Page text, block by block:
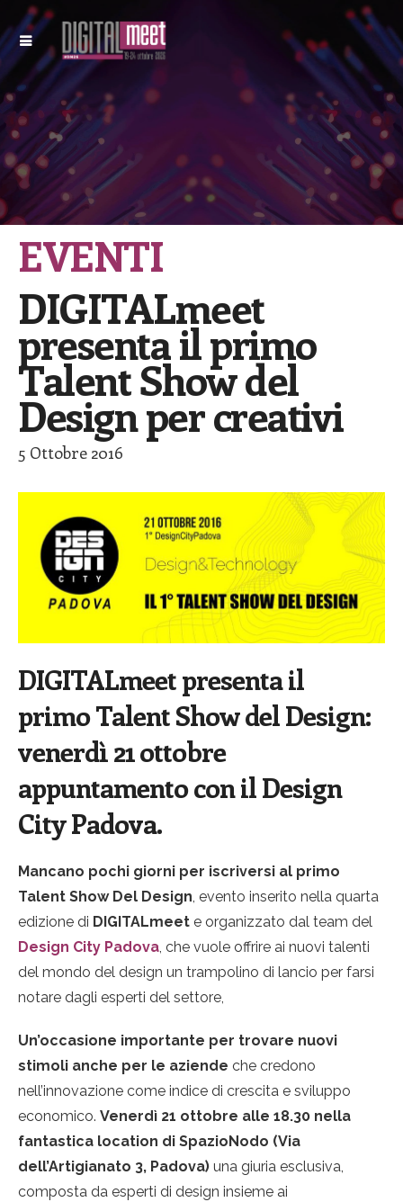
EVENTI
DIGITALmeet
presenta il primo
Talent Show del
Design per creativi
5 Ottobre 2016
DIGITALmeet presenta il
primo Talent Show del Design:
venerdì 21 ottobre
appuntamento con il Design
City Padova.
Mancano pochi giorni per iscriversi al primo
Talent Show Del Design, evento inserito nella quarta
edizione di DIGITALmeet e organizzato dal team del
Design City Padova, che vuole offrire ai nuovi talenti
del mondo del design un trampolino di lancio per farsi
notare dagli esperti del settore,
Un’occasione importante per trovare nuovi
stimoli anche per le aziende che credono
nell’innovazione come indice di crescita e sviluppo
economico. Venerdì 21 ottobre alle 18.30 nella
fantastica location di SpazioNodo (Via
dell’Artigianato 3, Padova) una giuria esclusiva,
composta da esperti di design insieme ai